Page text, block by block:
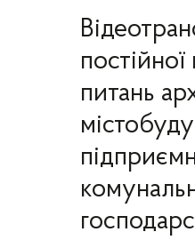
постійної
питань